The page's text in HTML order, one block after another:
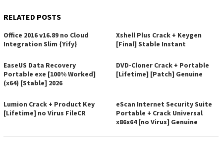
RELATED POSTS
Office 2016 v16.89 no Cloud
Integration Slim {Yify}
Xshell Plus Crack + Keygen
[Final] Stable Instant
EaseUS Data Recovery
Portable exe [100% Worked]
(x64) [Stable] 2026
DVD-Cloner Crack + Portable
[Lifetime] [Patch] Genuine
Lumion Crack + Product Key
[Lifetime] no Virus FileCR
eScan Internet Security Suite
Portable + Crack Universal
x86x64 [no Virus] Genuine